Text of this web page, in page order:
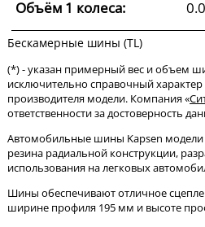
Объём 1 колеса:
Бескамерные шины (TL)
(*) - указан примерный вес и объем
исключительно справочный характер
производителя модели. Компания «
ответственности за достоверность
Автомобильные шины Kapsen модели
резина радиальной конструкции,
использования на легковых
Шины обеспечивают отличное
ширине профиля 195 мм и высоте